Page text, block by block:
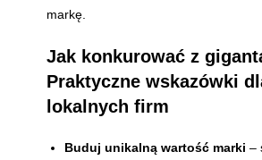
markę.
Jak konkurować z
Praktyczne wskazówki
lokalnych firm
Buduj unikalną wartość marki –